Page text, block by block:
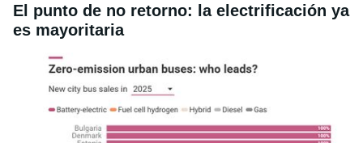
El punto de no retorno: la electrificación ya
es mayoritaria